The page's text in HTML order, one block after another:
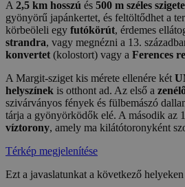
A 2,5 km hosszú és 500 m széles
gyönyörű japánkertet, és feltöltődhet a
körbeöleli egy futókörút, érdemes
strandra, vagy megnézni a 13.
konvertet (kolostort) vagy a Ferences
A Margit-sziget kis mérete ellenére két
helyszínek is otthont ad. Az első a
szivárványos fények és fülbemászó
tárja a gyönyörködők elé. A második az
víztorony, amely ma kilátótoronyként
Térkép megjelenítése
Ezt a javaslatunkat a következő